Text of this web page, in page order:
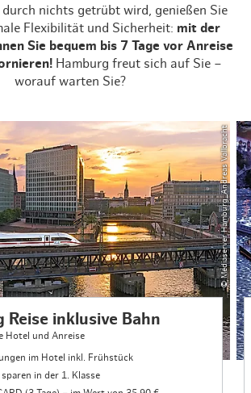
durch nichts getrübt wird, genießen Sie
Flexibilität und Sicherheit: mit der
Sie bequem bis 7 Tage vor Anreise
Hamburg freut sich auf Sie –
worauf warten Sie?
© Mediaserver Hamburg_Andreas Vallbracht
Reise inklusive Bahn
Hotel und Anreise
im Hotel inkl. Frühstück
sparen in der 1. Klasse